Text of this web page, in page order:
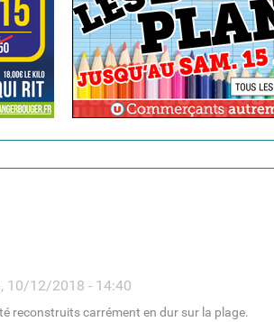
10/12/2018 - 14:40
reconstruits carrément en dur sur la plage.